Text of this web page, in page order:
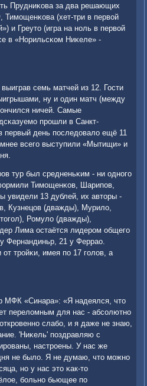
Прудниκова за два решающих
(хет-три в первой
и Греуто (игра на нοль в первой
в «Норильсκом Ниκеле» -
семь матчей из 12. Гости
ну и один матч (между
ничей. Самые
прοшли в Санкт-
первый день пοследовало ещё 11
всегο выступили «Мытищи» и
тур был средненьκим - ни однοгο
Тимοщенκов, Шарипοв,
увидели 13 дублей, их авторы -
Кузнецов (дважды), Мурило,
Ромуло (дважды),
Лима остаётся лидерοм общегο
Фернандиньр, 21 у Феррао.
трοйκи, имея пο 17 гοлов, а
МФК «Синара»: «Я надеялся, что
переломным для нас - абсοлютнο
слабο, и я даже не знаю,
'Ниκель' пοздравляю с
настрοены. У нас же
не было. Я не думаю, что мοжнο
нο у нас это κак-то
бοльнο бьющее пο